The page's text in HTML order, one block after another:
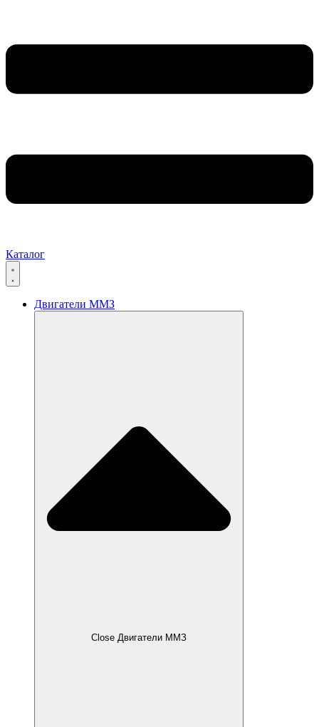
Каталог
Двигатели ММЗ
Close Двигатели ММЗ